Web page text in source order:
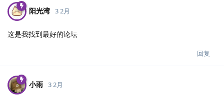
阳光湾 3 2月
这是我找到最好的论坛
回复
小雨 3 2月